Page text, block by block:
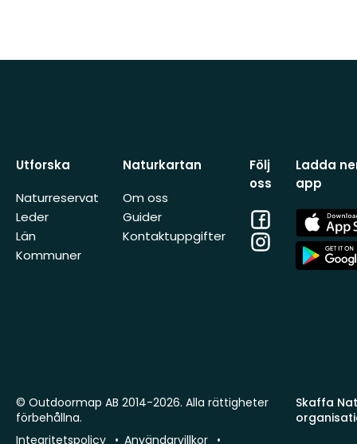
Utforska
Naturreservat
Leder
Län
Kommuner
Naturkartan
Om oss
Guider
Kontaktuppgifter
Följ
oss
Facebook
Instagram
Ladda
app
App
Store
App
Store
Skaffa
© Outdoormap AB 2014-2026. Alla rättigheter
förbehållna.
Integritetspolicy
Användarvillkor